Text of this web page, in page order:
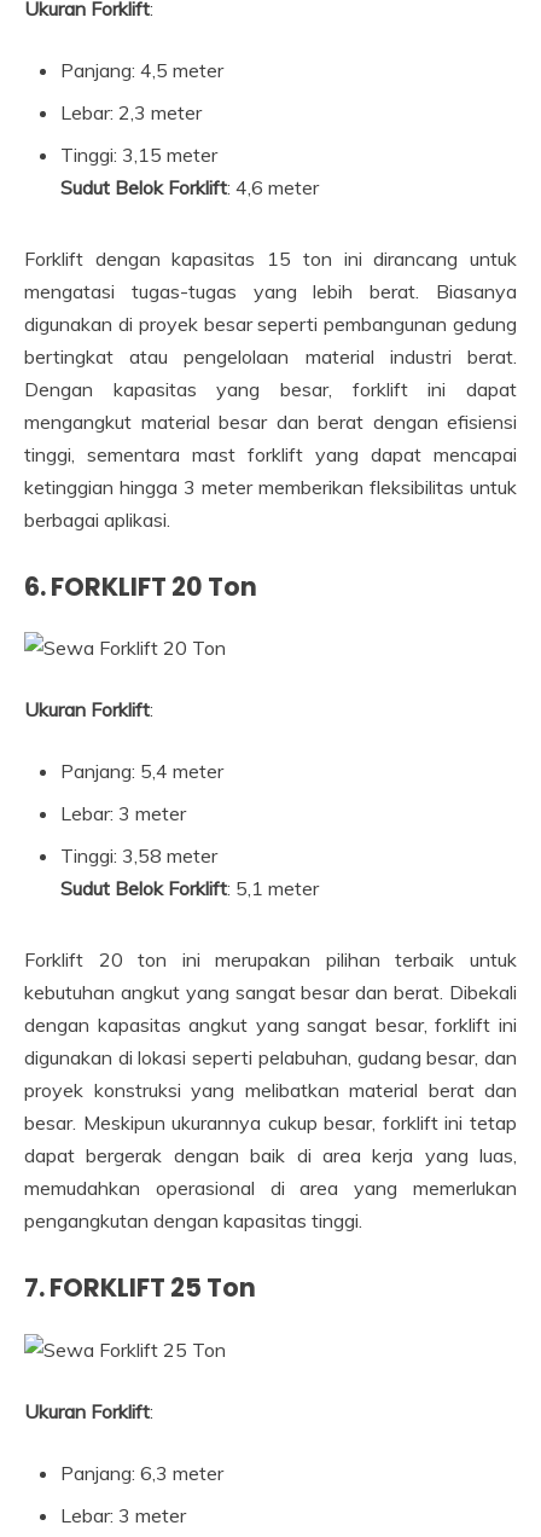
Ukuran Forklift:
Panjang: 4,5 meter
Lebar: 2,3 meter
Tinggi: 3,15 meter
Sudut Belok Forklift: 4,6 meter
Forklift dengan kapasitas 15 ton ini dirancang untuk
mengatasi tugas-tugas yang lebih berat. Biasanya
digunakan di proyek besar seperti pembangunan gedung
bertingkat atau pengelolaan material industri berat.
Dengan kapasitas yang besar, forklift ini dapat
mengangkut material besar dan berat dengan efisiensi
tinggi, sementara mast forklift yang dapat mencapai
ketinggian hingga 3 meter memberikan fleksibilitas untuk
berbagai aplikasi.
6.FORKLIFT 20 Ton
Ukuran Forklift:
Panjang: 5,4 meter
Lebar: 3 meter
Tinggi: 3,58 meter
Sudut Belok Forklift: 5,1 meter
Forklift 20 ton ini merupakan pilihan terbaik untuk
kebutuhan angkut yang sangat besar dan berat. Dibekali
dengan kapasitas angkut yang sangat besar, forklift ini
digunakan di lokasi seperti pelabuhan, gudang besar, dan
proyek konstruksi yang melibatkan material berat dan
besar. Meskipun ukurannya cukup besar, forklift ini tetap
dapat bergerak dengan baik di area kerja yang luas,
memudahkan operasional di area yang memerlukan
pengangkutan dengan kapasitas tinggi.
7.FORKLIFT 25 Ton
Ukuran Forklift:
Panjang: 6,3 meter
Lebar: 3 meter